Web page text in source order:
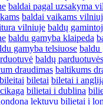
baldai pagal uzsakyma
baldai vaikams
vilniuje baldų
baldu gamyba klaipeda
gamyba telsiuose baldu
baldų parduotuvės
draudimas baltikums
bileitai biletai biletai i
bilietai i dublina
lektuvu bilietai i